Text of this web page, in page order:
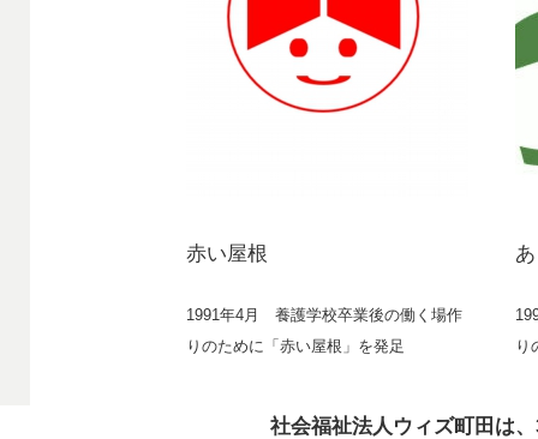
赤い屋根
1991年4月 養護学校卒業後の働く場作
りのために「赤い屋根」を発足
り
社会福祉法人ウィズ町田は